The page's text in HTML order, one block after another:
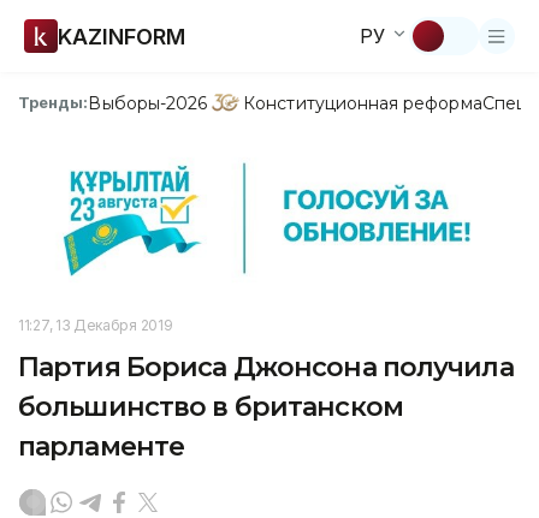
KAZINFORM РУ
Тренды:Выборы-2026 Конституционная реформа
11:27, 13 Декабря 2019
Партия Бориса Джонсона получила
большинство в британском
парламенте